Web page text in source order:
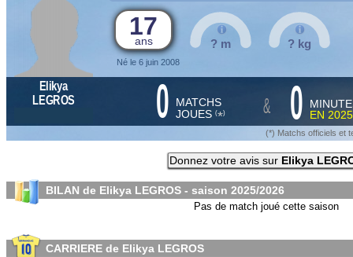
17
ans
Né le 6 juin 2008
? m ? kg
Elikya
LEGROS
0 MATCHS
JOUES (*) & 0
EN
(*) Matchs officiels et
Donnez votre avis sur Elikya
BILAN de Elikya LEGROS - saison 2025/2026
Pas de match joué cette saison
CARRIERE de Elikya LEGROS